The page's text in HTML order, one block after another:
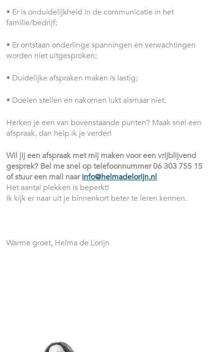
• Er is onduidelijkheid in de communicatie in het
familie/bedrijf;
• Er ontstaan onderlinge spanningen en verwachtingen
worden niet uitgesproken;
• Duidelijke afspraken maken is lastig;
• Doelen stellen en nakomen lukt alsmaar niet.
Herken je een van bovenstaande punten? Maak snel een
afspraak, dan help ik je verder!
Wil jij een afspraak met mij maken voor een vrijblijvend
gesprek? Bel me snel op telefoonnummer 06 303 755 15
of stuur een mail naarinfo@helmadelorijn.nl
Het aantal plekken is beperkt!
Ik kijk er naar uit je binnenkort beter te leren kennen.
Warme groet, Helma de Lorijn